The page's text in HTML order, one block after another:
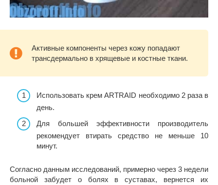
Активные компоненты через кожу попадают
трансдермально в хрящевые и костные ткани.
Использовать крем ARTRAID необходимо 2 раза в
день.
Для большей эффективности производитель
рекомендует втирать средство не меньше 10
минут.
Согласно данным исследований, примерно через 3 недели
больной забудет о болях в суставах, вернется их